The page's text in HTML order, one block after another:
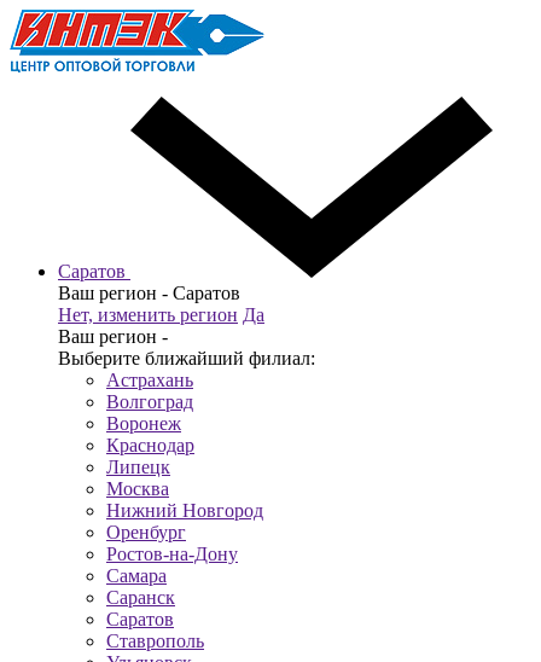
Саратов
Ваш регион - Саратов
Нет, изменить регион Да
Ваш регион -
Выберите ближайший филиал:
Астрахань
Волгоград
Воронеж
Краснодар
Липецк
Москва
Нижний Новгород
Оренбург
Ростов-на-Дону
Самара
Саранск
Саратов
Ставрополь